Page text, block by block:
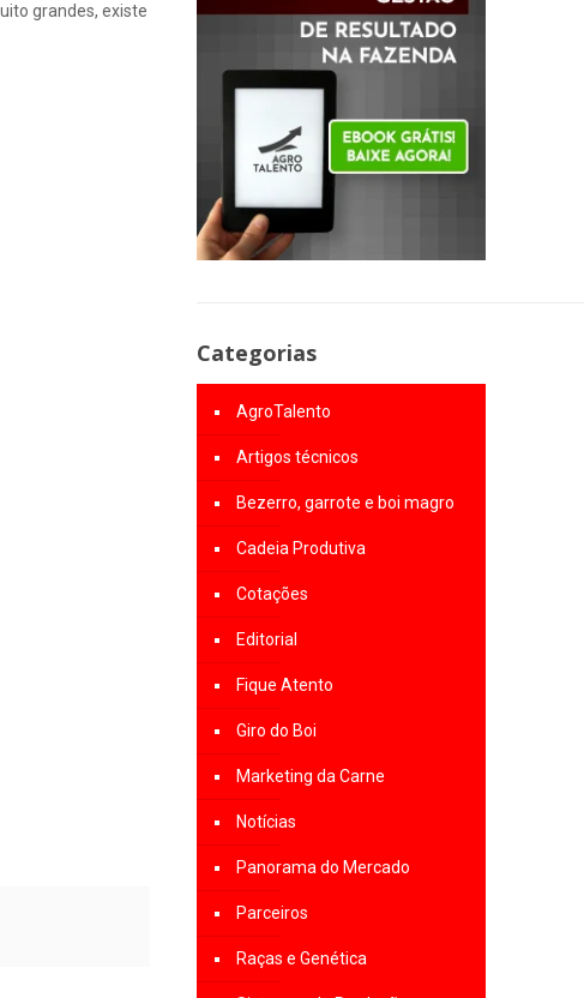
grandes, existe
Categorias
AgroTalento
Artigos técnicos
Bezerro, garrote e boi magro
Cadeia Produtiva
Cotações
Editorial
Fique Atento
Giro do Boi
Marketing da Carne
Notícias
Panorama do Mercado
Parceiros
Raças e Genética